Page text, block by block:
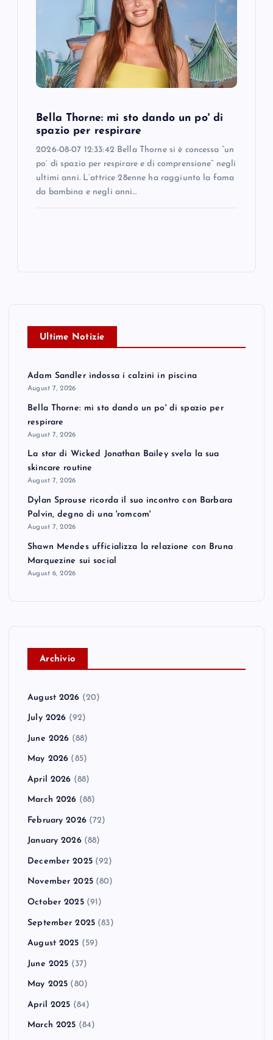
Bella Thorne: mi sto dando un po' di
spazio per respirare
2026-08-07 12:33:42 Bella Thorne si è concessa “un
po’ di spazio per respirare e di comprensione” negli
ultimi anni. L’attrice 28enne ha raggiunto la fama
da bambina e negli anni…
Ultime Notizie
Adam Sandler indossa i calzini in piscina
August 7, 2026
Bella Thorne: mi sto dando un po' di spazio per
respirare
August 7, 2026
La star di Wicked Jonathan Bailey svela la sua
skincare routine
August 7, 2026
Dylan Sprouse ricorda il suo incontro con Barbara
Palvin, degno di una 'romcom'
August 7, 2026
Shawn Mendes ufficializza la relazione con Bruna
Marquezine sui social
August 6, 2026
Archivio
August 2026 (20)
July 2026 (92)
June 2026 (88)
May 2026 (85)
April 2026 (88)
March 2026 (88)
February 2026(72)
January 2026(88)
December 2025(92)
November 2025(80)
October 2025(91)
September 2025 (83)
August 2025 (59)
June 2025 (37)
May 2025 (80)
April 2025 (84)
March 2025 (84)